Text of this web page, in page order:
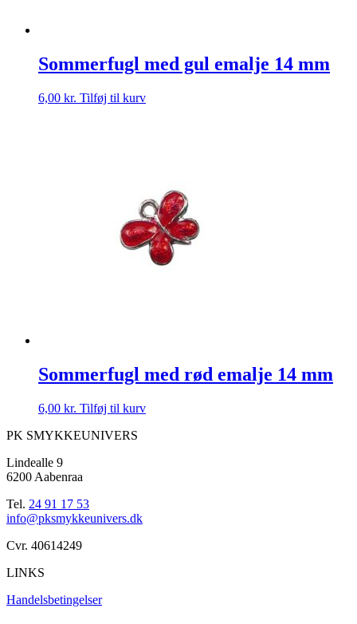
Sommerfugl med gul emalje 14 mm
6,00 kr. Tilføj til kurv
Sommerfugl med rød emalje 14 mm
6,00 kr. Tilføj til kurv
PK SMYKKEUNIVERS
Lindealle 9
6200 Aabenraa
Tel. 24 91 17 53
info@pksmykkeunivers.dk
Cvr. 40614249
LINKS
Handelsbetingelser